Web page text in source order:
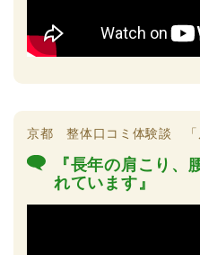
京都 整体口コミ体験談 「
『長年の肩こり
れています』